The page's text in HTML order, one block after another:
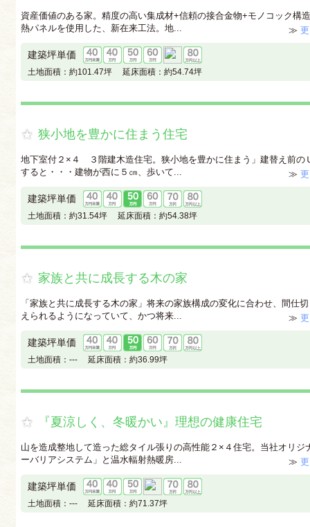
資産価値のある家。精度の高い集成材+信頼の接合金物+モノコック構
熱パネルを使用した、新在来工法。地...
≫
建築坪単価
土地面積： 約101.47坪 延床面積： 約54.74坪
狭小地を豊かに住まう住宅
地下室付２×４ ３階建木造住宅。狭小地を豊かに住まう」建替え前の
すると・・・建物が西に５㎝、歩いて...
≫
建築坪単価
土地面積： 約31.54坪 延床面積： 約54.38坪
家族と共に成長する木の家
「家族と共に成長する木の家」将来の家族構成の変化に合わせ、間仕
えられるようになっていて、かつ将来...
≫
建築坪単価
土地面積： --- 延床面積： 約36.99坪
『夏涼しく、冬暖かい』理想の健康住宅
山を造成整地して造った総タイル張りの高性能２×４住宅。当社オリジ
ーバリアシステム」と温水輻射熱暖房...
≫
建築坪単価
土地面積： --- 延床面積： 約71.37坪